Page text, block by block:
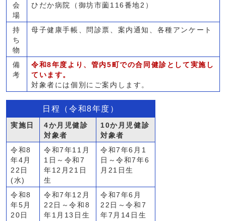
会
場
ひだか病院（御坊市薗116番地2）
持
ち
物
母子健康手帳、問診票、案内通知、各種アンケート
備
考
令和8年度より、管内5町での合同健診として実施し
ています。
対象者には個別にご案内します。
日程（令和8年度）
実施日
4か月児健診
対象者
10か月児健診
対象者
令和8
年4月
22日
(水)
令和7年11月
1日～令和7
年12月21日
生
令和7年6月1
日～令和7年6
月21日生
令和8
年5月
20日
令和7年12月
22日～令和8
年1月13日生
令和7年6月
22日～令和7
年7月14日生